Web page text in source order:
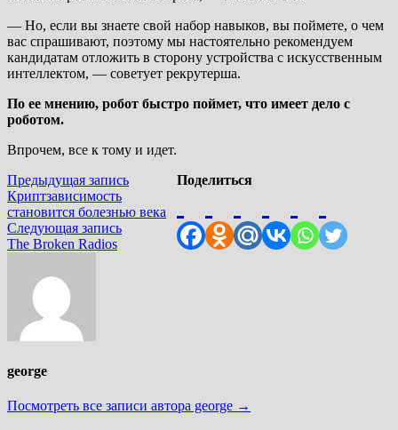
— Но, если вы знаете свой набор навыков, вы поймете, о чем
вас спрашивают, поэтому мы настоятельно рекомендуем
кандидатам отложить в сторону устройства с искусственным
интеллектом, — советует рекрутерша.
По ее мнению, робот быстро поймет, что имеет дело с
роботом.
Впрочем, все к тому и идет.
Поделиться
Навигация
по
записям
Предыдущая записьПредыдущая
Криптзависимость
становится болезнью века
Следующая записьСледующая
The Broken Radios
george
Посмотреть все записи автора george →